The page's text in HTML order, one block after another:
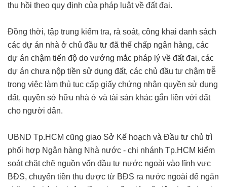
thu hồi theo quy định của pháp luật về đất đai.
Đồng thời, tập trung kiểm tra, rà soát, công khai danh sách
các dự án nhà ở chủ đầu tư đã thế chấp ngân hàng, các
dự án chậm tiến độ do vướng mắc pháp lý về đất đai, các
dự án chưa nộp tiền sử dụng đất, các chủ đầu tư chậm trễ
trong việc làm thủ tục cấp giấy chứng nhận quyền sử dụng
đất, quyền sở hữu nhà ở và tài sản khác gắn liền với đất
cho người dân.
UBND Tp.HCM cũng giao Sở Kế hoạch và Đầu tư chủ trì
phối hợp Ngân hàng Nhà nước - chi nhánh Tp.HCM kiểm
soát chặt chẽ nguồn vốn đầu tư nước ngoài vào lĩnh vực
BĐS, chuyển tiền thu được từ BĐS ra nước ngoài để ngăn